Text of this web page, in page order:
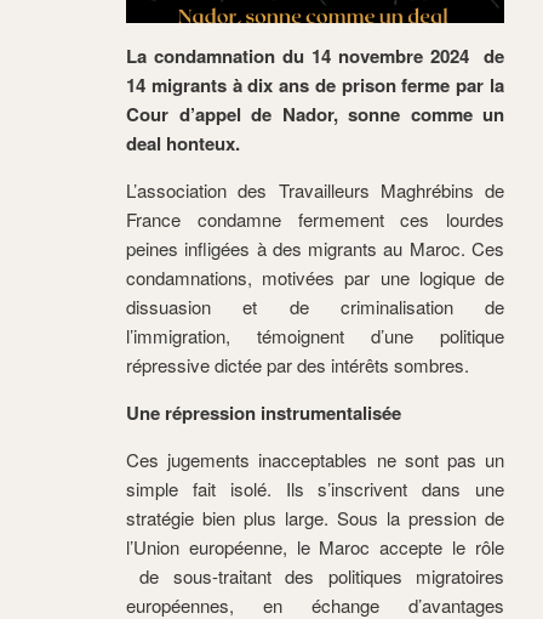
La condamnation du 14 novembre 2024 de
14 migrants à dix ans de prison ferme par la
Cour d’appel de Nador, sonne comme un
deal honteux.
L’association des Travailleurs Maghrébins de
France condamne fermement ces lourdes
peines infligées à des migrants au Maroc. Ces
condamnations, motivées par une logique de
dissuasion et de criminalisation de
l’immigration, témoignent d’une politique
répressive dictée par des intérêts sombres.
Une répression instrumentalisée
Ces jugements inacceptables ne sont pas un
simple fait isolé. Ils s’inscrivent dans une
stratégie bien plus large. Sous la pression de
l’Union européenne, le Maroc accepte le rôle
de sous-traitant des politiques migratoires
européennes, en échange d’avantages